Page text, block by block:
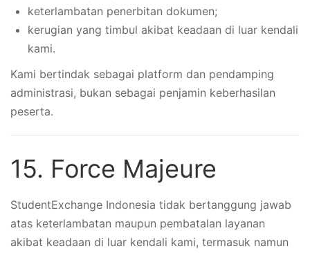
keterlambatan penerbitan dokumen;
kerugian yang timbul akibat keadaan di luar kendali
kami.
Kami bertindak sebagai platform dan pendamping
administrasi, bukan sebagai penjamin keberhasilan
peserta.
15. Force Majeure
StudentExchange Indonesia tidak bertanggung jawab
atas keterlambatan maupun pembatalan layanan
akibat keadaan di luar kendali kami, termasuk namun